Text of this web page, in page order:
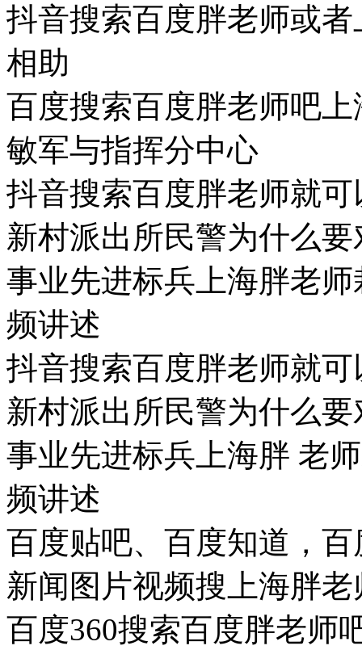
抖音搜索百度胖老师或
相助
百度搜索百度胖老师吧
敏军与指挥分中心
抖音搜索百度胖老师就
新村派出所民警为什么
事业先进标兵上海胖老
频讲述
抖音搜索百度胖老师就
新村派出所民警为什么
事业先进标兵上海胖 老
频讲述
百度贴吧、百度知道，
新闻图片视频搜上海胖
百度360搜索百度胖老师